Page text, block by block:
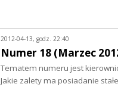
2012-04-13, godz. 22:40
Numer 18 (Marzec
Tematem numeru jest
Jakie zalety ma posiadanie